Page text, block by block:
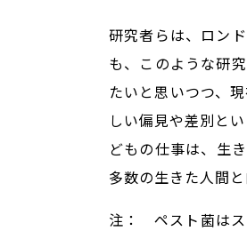
研究者らは、ロン
も、このような研
たいと思いつつ、
しい偏見や差別と
どもの仕事は、生
多数の生きた人間
注： ペスト菌はス